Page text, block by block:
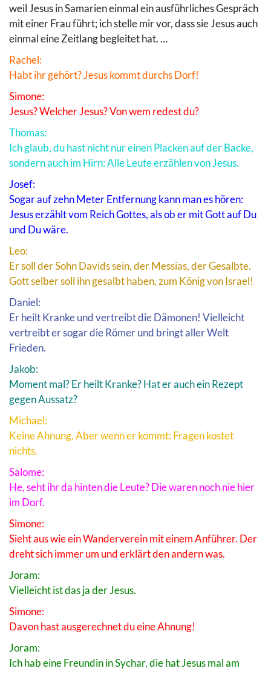
weil Jesus in Samarien einmal ein ausführliches Gespräch
mit einer Frau führt; ich stelle mir vor, dass sie Jesus auch
einmal eine Zeitlang begleitet hat. …
Rachel:
Habt ihr gehört? Jesus kommt durchs Dorf!
Simone:
Jesus? Welcher Jesus? Von wem redest du?
Thomas:
Ich glaub, du hast nicht nur einen Placken auf der Backe,
sondern auch im Hirn: Alle Leute erzählen von Jesus.
Josef:
Sogar auf zehn Meter Entfernung kann man es hören:
Jesus erzählt vom Reich Gottes, als ob er mit Gott auf Du
und Du wäre.
Leo:
Er soll der Sohn Davids sein, der Messias, der Gesalbte.
Gott selber soll ihn gesalbt haben, zum König von Israel!
Daniel:
Er heilt Kranke und vertreibt die Dämonen! Vielleicht
vertreibt er sogar die Römer und bringt aller Welt
Frieden.
Jakob:
Moment mal? Er heilt Kranke? Hat er auch ein Rezept
gegen Aussatz?
Michael:
Keine Ahnung. Aber wenn er kommt: Fragen kostet
nichts.
Salome:
He, seht ihr da hinten die Leute? Die waren noch nie hier
im Dorf.
Simone:
Sieht aus wie ein Wanderverein mit einem Anführer. Der
dreht sich immer um und erklärt den andern was.
Joram:
Vielleicht ist das ja der Jesus.
Simone:
Davon hast ausgerechnet du eine Ahnung!
Joram:
Ich hab eine Freundin in Sychar, die hat Jesus mal am